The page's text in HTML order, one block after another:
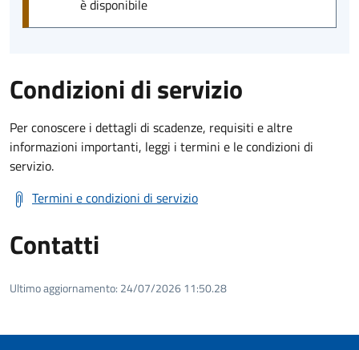
è disponibile
Condizioni di servizio
Per conoscere i dettagli di scadenze, requisiti e altre
informazioni importanti, leggi i termini e le condizioni di
servizio.
Termini e condizioni di servizio
Contatti
Ultimo aggiornamento: 24/07/2026 11:50.28